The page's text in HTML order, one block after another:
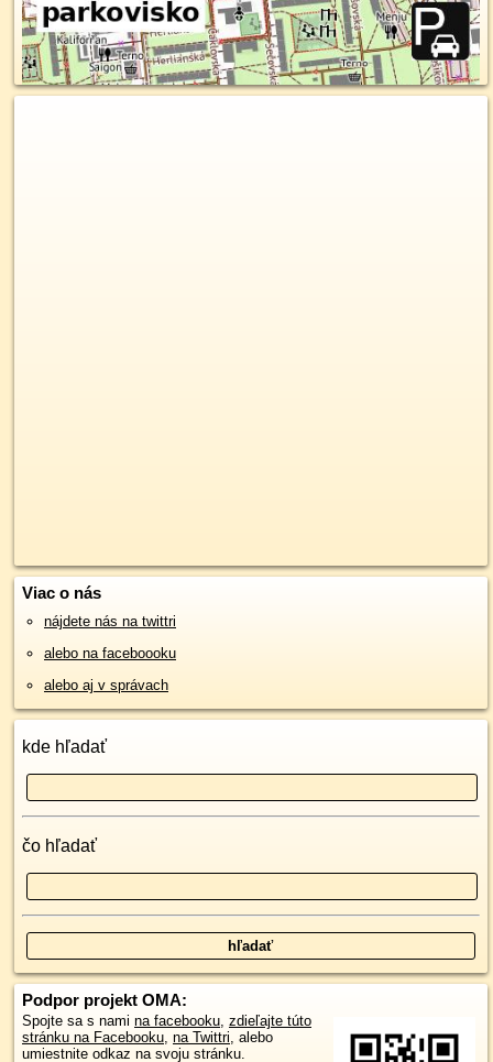
Viac o nás
nájdete nás na twittri
alebo na faceboooku
alebo aj v správach
kde hľadať
čo hľadať
Podpor projekt OMA:
Spojte sa s nami na facebooku, zdieľajte túto
stránku na Facebooku, na Twittri, alebo
umiestnite odkaz na svoju stránku.